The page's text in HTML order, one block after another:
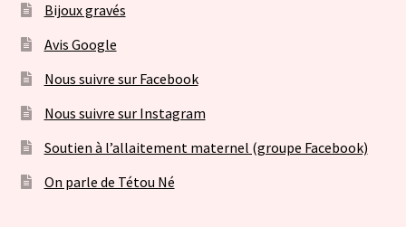
Bijoux gravés
Avis Google
Nous suivre sur Facebook
Nous suivre sur Instagram
Soutien à l’allaitement maternel (groupe Facebook)
On parle de Tétou Né